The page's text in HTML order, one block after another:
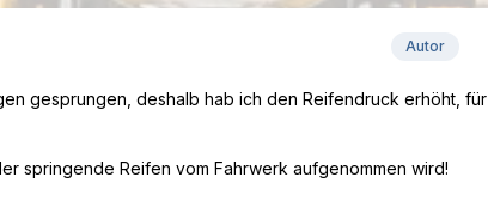
Autor
gesprungen, deshalb hab ich den Reifendruck erhöht, für
springende Reifen vom Fahrwerk aufgenommen wird!